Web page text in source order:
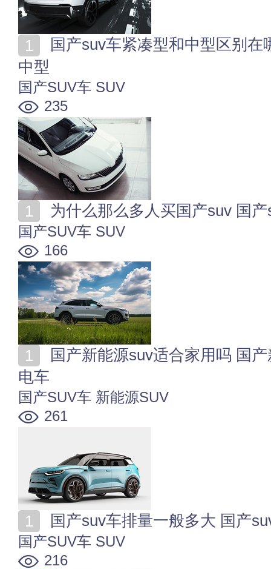
中型
国产SUV车 SUV
235
为什么那么多人买国产suv 国
国产SUV车 SUV
166
电车
国产SUV车 新能源SUV
261
国产suv车排量一般多大 国产
国产SUV车 SUV
216